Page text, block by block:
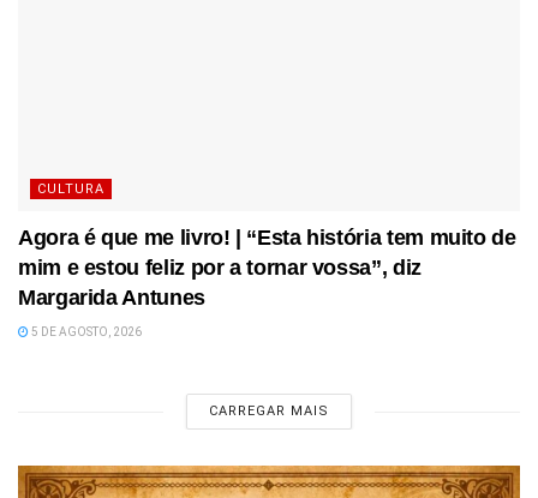
CULTURA
Agora é que me livro! | “Esta história tem muito de
mim e estou feliz por a tornar vossa”, diz
Margarida Antunes
5 DE AGOSTO, 2026
CARREGAR MAIS